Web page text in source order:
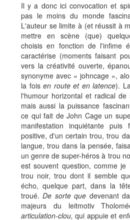
Il y a donc ici convocation et
pas le moins du monde
L'auteur se limite à (et réussit à
mettre en scène (que)
choisis en fonction de l'infime
caractérise (moments faisant
vers la créativité ouverte,
synonyme avec « johncage »,
la fois en route et en latence).
l'humour horizontal et radical de
mais aussi la puissance
ce qui fait de John Cage un
manifestation inquiétante puis
positive, d'un certain trou, trou
langue, trou dans la pensée,
un genre de super-héros à trou
est souvent question, comme
trou noir, trou dont il semble
écho, quelque part, dans la
troué.De sorte que devenant
majeurs du leitmotiv
articulation-clou, qui appuie et